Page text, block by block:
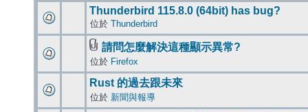
Thunderbird 115.8.0 (64bit) has bug?
位於 Thunderbird
請問怎麼解決這種顯示異常?
位於 Firefox
Rust 的過去跟未來
位於 新聞與報導